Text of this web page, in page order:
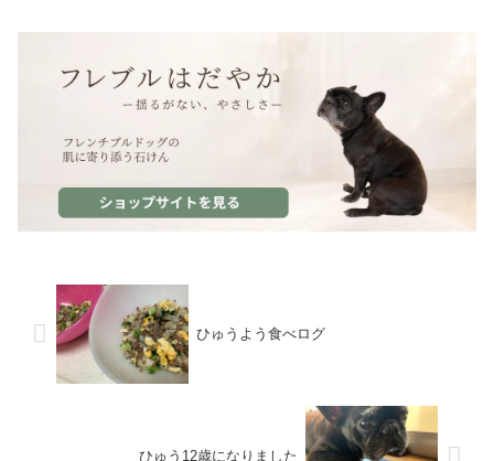
ひゅうよう食べログ
ひゅう12歳になりました